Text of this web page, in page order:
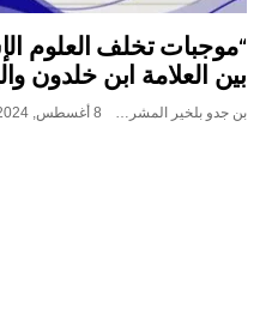
“موجبات تخلف العلوم
بين العلامة ابن خلدون
بن جدو بلخير المشرف العام 8 أغسطس, 2024